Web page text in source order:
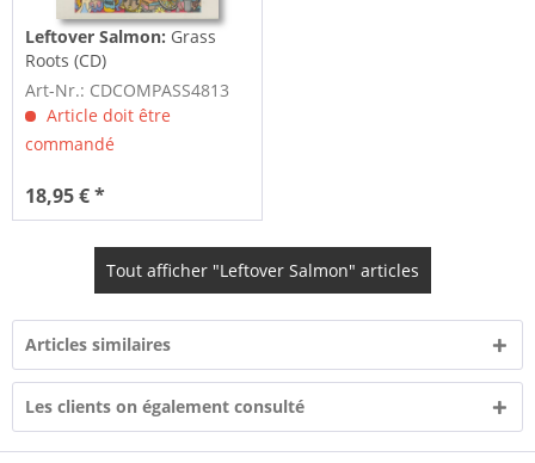
Leftover Salmon: Grass
Roots (CD)
Art-Nr.: CDCOMPASS4813
Article doit être
commandé
18,95 € *
Tout afficher "Leftover Salmon" articles
Articles similaires
Les clients on également consulté